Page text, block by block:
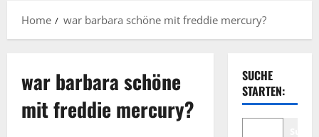
Home war barbara schöne mit freddie mercury?
war barbara schöne
mit freddie mercury?
SUCHE
STARTEN: